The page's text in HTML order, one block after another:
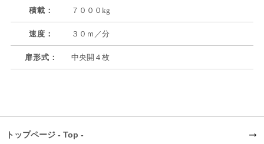
積載： ７０００kg
速度： ３０ｍ／分
扉形式： 中央開４枚
トップページ - Top -